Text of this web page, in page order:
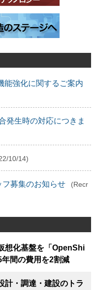
能強化に関するご案内
発生時の対応につきま
10/14)
フ募集のお知らせ
(Recr
想化基盤を「OpenShi
間の費用を2割減
計・調達・建設のトラ